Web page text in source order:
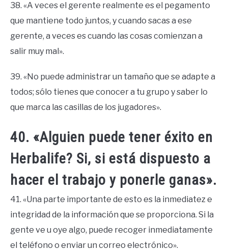
38. «A veces el gerente realmente es el pegamento
que mantiene todo juntos, y cuando sacas a ese
gerente, a veces es cuando las cosas comienzan a
salir muy mal».
39. «No puede administrar un tamaño que se adapte a
todos; sólo tienes que conocer a tu grupo y saber lo
que marca las casillas de los jugadores».
40. «Alguien puede tener éxito en
Herbalife? Si, si está dispuesto a
hacer el trabajo y ponerle ganas».
41. «Una parte importante de esto es la inmediatez e
integridad de la información que se proporciona. Si la
gente ve u oye algo, puede recoger inmediatamente
el teléfono o enviar un correo electrónico».